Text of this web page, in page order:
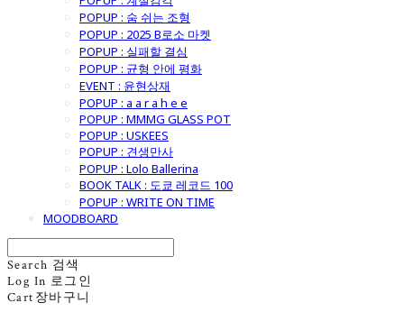
POPUP : 숨 쉬는 조형
POPUP : 2025 B로소 마켓
POPUP : 실패할 결심
POPUP : 균형 안에 평화
EVENT : 윤현상재
POPUP : a a r a h e e
POPUP : MMMG GLASS POT
POPUP : USKEES
POPUP : 견생만사
POPUP : Lolo Ballerina
BOOK TALK : 도쿄 레코드 100
POPUP : WRITE ON TIME
MOODBOARD
Search 검색
Log In 로그인
Cart 장바구니